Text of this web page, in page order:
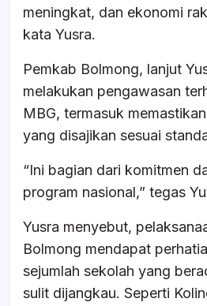
meningkat, dan ekonomi
kata Yusra.
Pemkab Bolmong, lanjut
melakukan pengawasan
MBG, termasuk
yang disajikan sesuai
“Ini bagian dari komitmen
program nasional,” tegas
Yusra menyebut,
Bolmong mendapat
sejumlah sekolah yang
sulit dijangkau. Seperti